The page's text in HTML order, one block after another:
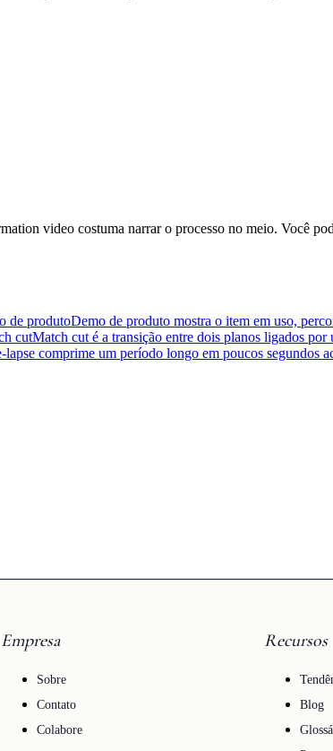
video costuma narrar o processo no meio. Você
de produtoDemo de produto mostra o item em uso,
cutMatch cut é a transição entre dois planos ligados por
lapse comprime um período longo em poucos
Empresa
Sobre
Contato
Colabore
Recursos
Blog